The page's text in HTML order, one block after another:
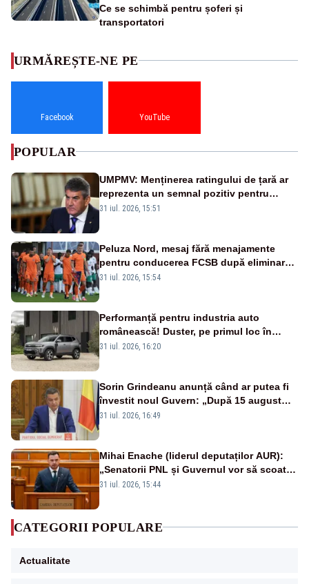
Ce se schimbă pentru șoferi și
transportatori
URMĂREȘTE-NE PE
Facebook YouTube
POPULAR
UMPMV: Menținerea ratingului de țară ar
reprezenta un semnal pozitiv pentru
România. Autoritățile trebuie să continue
31 iul. 2026, 15:51
Peluza Nord, mesaj fără menajamente
pentru conducerea FCSB după eliminarea
rușinoasă din Conference League
31 iul. 2026, 15:54
Performanță pentru industria auto
românească! Duster, pe primul loc în
topul vânzărilor din Ucraina
31 iul. 2026, 16:20
Sorin Grindeanu anunță când ar putea fi
învestit noul Guvern: „După 15 august
sunt șanse mai mari”
31 iul. 2026, 16:49
Mihai Enache (liderul deputaților AUR):
„Senatorii PNL și Guvernul vor să scoată
la vânzare bunuri publice pentru a stinge
31 iul. 2026, 15:44
CATEGORII POPULARE
Actualitate